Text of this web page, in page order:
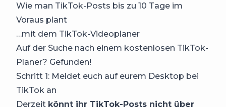
Wie man TikTok-Posts bis zu 10 Tage im
Voraus plant
…mit dem TikTok-Videoplaner
Auf der Suche nach einem kostenlosen TikTok-
Planer? Gefunden!
Schritt 1: Meldet euch auf eurem Desktop bei
TikTok an
Derzeit könnt ihr TikTok-Posts nicht über